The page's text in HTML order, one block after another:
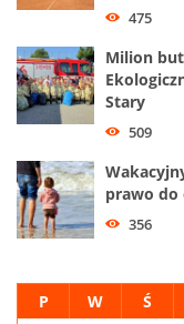
475
Milion
Stary
509
prawo do
356
P W Ś